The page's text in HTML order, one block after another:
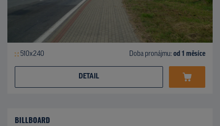
510x240 Doba pronájmu: od 1 měsíce
DETAIL
BILLBOARD